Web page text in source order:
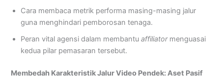
Cara membaca metrik performa masing-masing jalur
guna menghindari pemborosan tenaga.
Peran vital agensi dalam membantuaffiliatormenguasai
kedua pilar pemasaran tersebut.
Membedah Karakteristik Jalur Video Pendek: Aset Pasif